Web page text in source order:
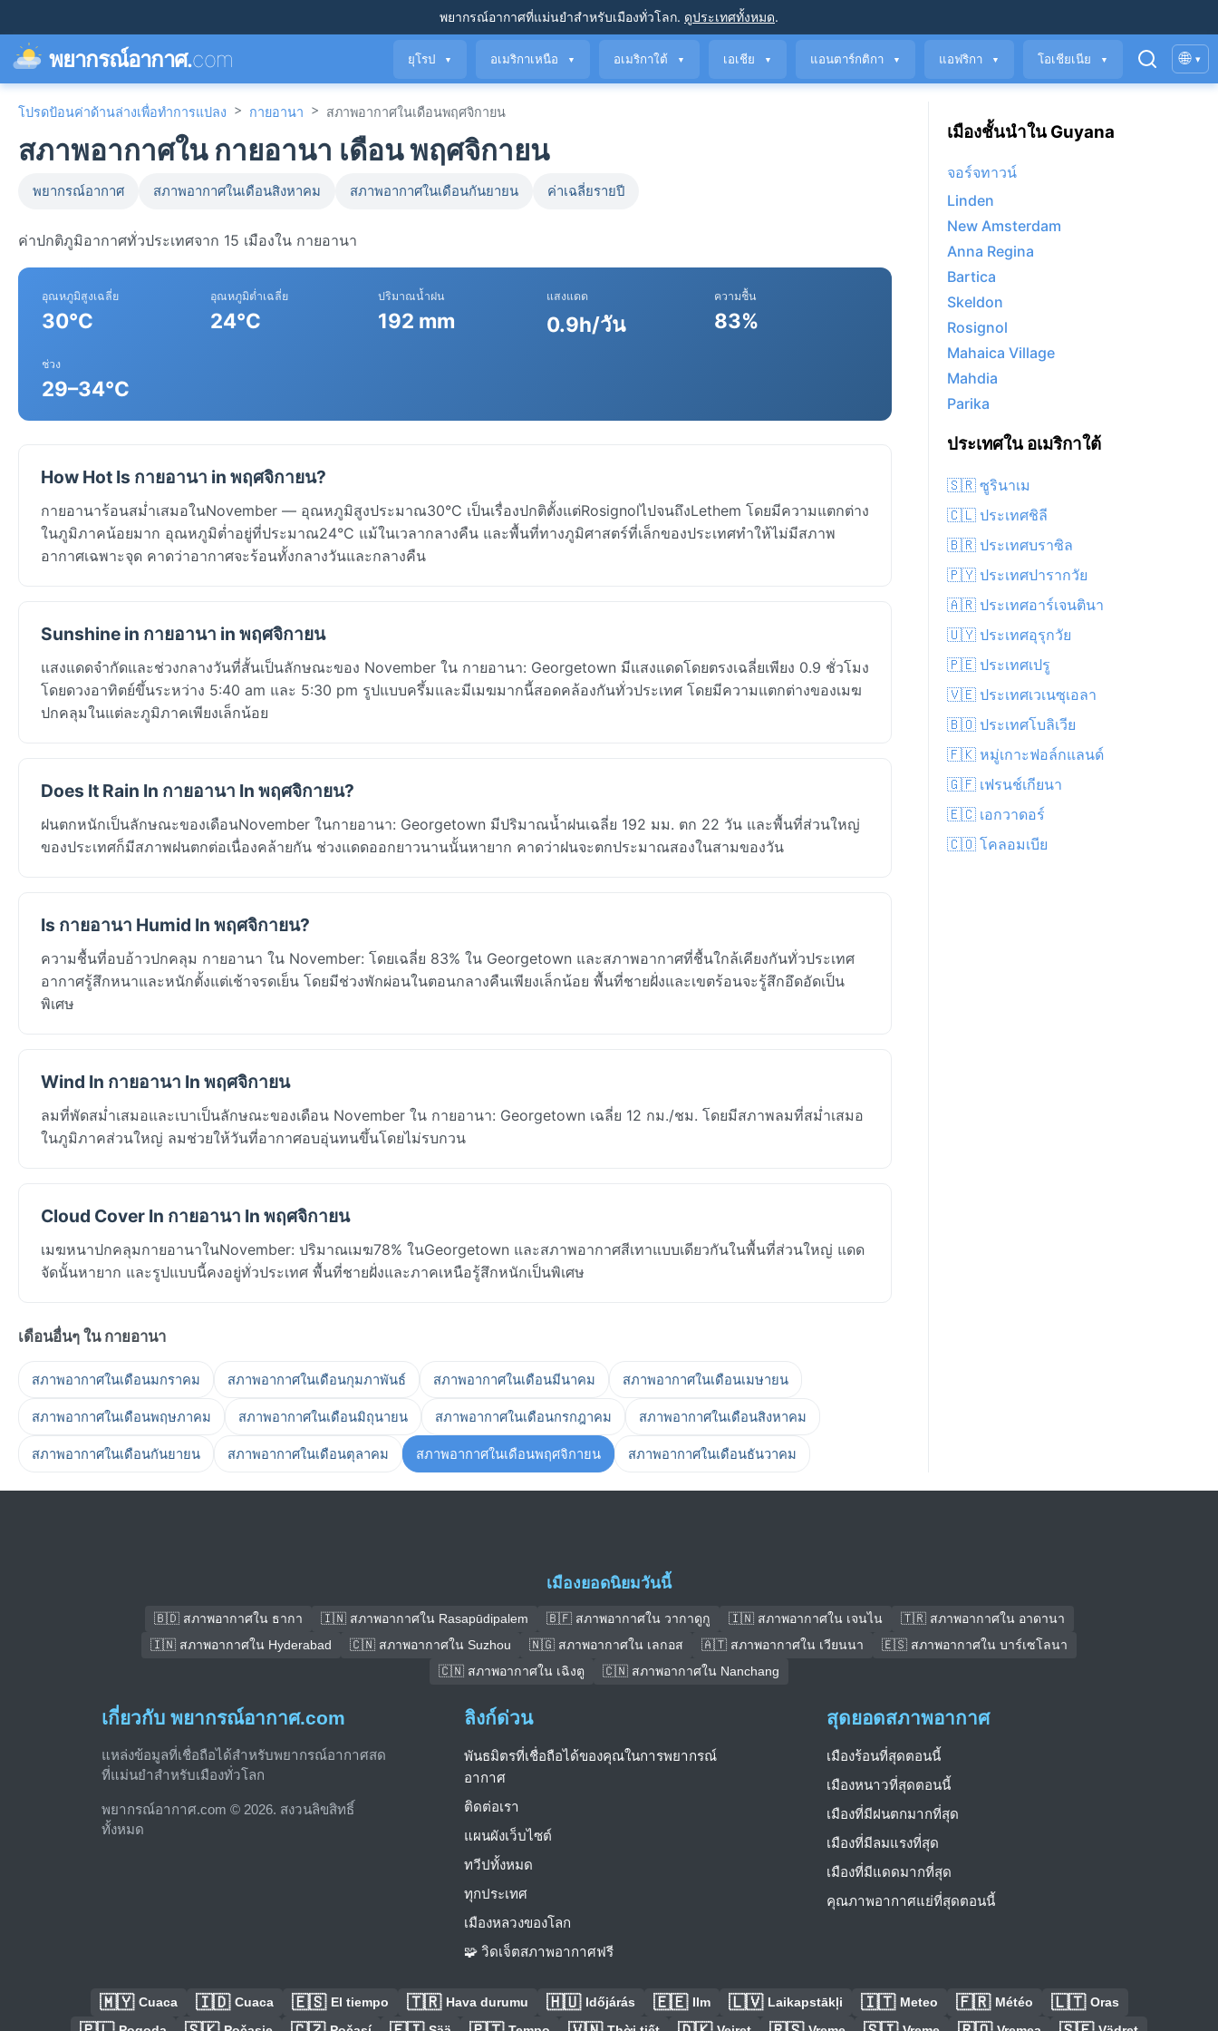
พยากรณ์อากาศที่แม่นยำสำหรับเมืองทั่วโลก. ดูประเทศทั้งหมด.
พยากรณ์อากาศ.com ยุโรป ▼ อเมริกาเหนือ ▼ อเมริกาใต้ ▼ เอเชีย ▼ แอนตาร์กติกา ▼ แอฟริกา ▼ โอเชียเนีย ▼ 🌐 ▾
โปรดป้อนค่าด้านล่างเพื่อทำการแปลง > กายอานา > สภาพอากาศในเดือนพฤศจิกายน
สภาพอากาศใน กายอานา เดือน พฤศจิกายน
พยากรณ์อากาศ สภาพอากาศในเดือนสิงหาคม สภาพอากาศในเดือนกันยายน ค่าเฉลี่ยรายปี
ค่าปกติภูมิอากาศทั่วประเทศจาก 15 เมืองใน กายอานา
อุณหภูมิสูงเฉลี่ย
30°C
อุณหภูมิต่ำเฉลี่ย
24°C
ปริมาณน้ำฝน
192 mm
แสงแดด
0.9h/วัน
ความชื้น
83%
ช่วง
29–34°C
How Hot Is กายอานา in พฤศจิกายน?
กายอานาร้อนสม่ำเสมอในNovember — อุณหภูมิสูงประมาณ30°C เป็นเรื่องปกติตั้งแต่RosignolไปจนถึงLethem โดยมีความแตกต่าง
ในภูมิภาคน้อยมาก อุณหภูมิต่ำอยู่ที่ประมาณ24°C แม้ในเวลากลางคืน และพื้นที่ทางภูมิศาสตร์ที่เล็กของประเทศทำให้ไม่มีสภาพ
อากาศเฉพาะจุด คาดว่าอากาศจะร้อนทั้งกลางวันและกลางคืน
Sunshine in กายอานา in พฤศจิกายน
แสงแดดจำกัดและช่วงกลางวันที่สั้นเป็นลักษณะของ November ใน กายอานา: Georgetown มีแสงแดดโดยตรงเฉลี่ยเพียง 0.9 ชั่วโมง
โดยดวงอาทิตย์ขึ้นระหว่าง 5:40 am และ 5:30 pm รูปแบบครึ้มและมีเมฆมากนี้สอดคล้องกันทั่วประเทศ โดยมีความแตกต่างของเมฆ
ปกคลุมในแต่ละภูมิภาคเพียงเล็กน้อย
Does It Rain In กายอานา In พฤศจิกายน?
ฝนตกหนักเป็นลักษณะของเดือนNovember ในกายอานา: Georgetown มีปริมาณน้ำฝนเฉลี่ย 192 มม. ตก 22 วัน และพื้นที่ส่วนใหญ่
ของประเทศก็มีสภาพฝนตกต่อเนื่องคล้ายกัน ช่วงแดดออกยาวนานนั้นหายาก คาดว่าฝนจะตกประมาณสองในสามของวัน
Is กายอานา Humid In พฤศจิกายน?
ความชื้นที่อบอ้าวปกคลุม กายอานา ใน November: โดยเฉลี่ย 83% ใน Georgetown และสภาพอากาศที่ชื้นใกล้เคียงกันทั่วประเทศ
อากาศรู้สึกหนาและหนักตั้งแต่เช้าจรดเย็น โดยมีช่วงพักผ่อนในตอนกลางคืนเพียงเล็กน้อย พื้นที่ชายฝั่งและเขตร้อนจะรู้สึกอึดอัดเป็น
พิเศษ
Wind In กายอานา In พฤศจิกายน
ลมที่พัดสม่ำเสมอและเบาเป็นลักษณะของเดือน November ใน กายอานา: Georgetown เฉลี่ย 12 กม./ชม. โดยมีสภาพลมที่สม่ำเสมอ
ในภูมิภาคส่วนใหญ่ ลมช่วยให้วันที่อากาศอบอุ่นทนขึ้นโดยไม่รบกวน
Cloud Cover In กายอานา In พฤศจิกายน
เมฆหนาปกคลุมกายอานาในNovember: ปริมาณเมฆ78% ในGeorgetown และสภาพอากาศสีเทาแบบเดียวกันในพื้นที่ส่วนใหญ่ แดด
จัดนั้นหายาก และรูปแบบนี้คงอยู่ทั่วประเทศ พื้นที่ชายฝั่งและภาคเหนือรู้สึกหนักเป็นพิเศษ
เดือนอื่นๆ ใน กายอานา
สภาพอากาศในเดือนมกราคม สภาพอากาศในเดือนกุมภาพันธ์ สภาพอากาศในเดือนมีนาคม สภาพอากาศในเดือนเมษายน
สภาพอากาศในเดือนพฤษภาคม สภาพอากาศในเดือนมิถุนายน สภาพอากาศในเดือนกรกฎาคม สภาพอากาศในเดือนสิงหาคม
สภาพอากาศในเดือนกันยายน สภาพอากาศในเดือนตุลาคม สภาพอากาศในเดือนพฤศจิกายน สภาพอากาศในเดือนธันวาคม
เมืองชั้นนำใน Guyana
จอร์จทาวน์
Linden
New Amsterdam
Anna Regina
Bartica
Skeldon
Rosignol
Mahaica Village
Mahdia
Parika
ประเทศใน อเมริกาใต้
🇸🇷 ซูรินาเม
🇨🇱 ประเทศชิลี
🇧🇷 ประเทศบราซิล
🇵🇾 ประเทศปารากวัย
🇦🇷 ประเทศอาร์เจนตินา
🇺🇾 ประเทศอุรุกวัย
🇵🇪 ประเทศเปรู
🇻🇪 ประเทศเวเนซุเอลา
🇧🇴 ประเทศโบลิเวีย
🇫🇰 หมู่เกาะฟอล์กแลนด์
🇬🇫 เฟรนช์เกียนา
🇪🇨 เอกวาดอร์
🇨🇴 โคลอมเบีย
เมืองยอดนิยมวันนี้
🇧🇩 สภาพอากาศใน ธากา 🇮🇳 สภาพอากาศใน Rasapūdipalem 🇧🇫 สภาพอากาศใน วากาดูกู 🇮🇳 สภาพอากาศใน เจนไน
🇹🇷 สภาพอากาศใน อาดานา
🇮🇳 สภาพอากาศใน Hyderabad
🇨🇳 สภาพอากาศใน Suzhou 🇳🇬 สภาพอากาศใน เลกอส 🇦🇹 สภาพอากาศใน เวียนนา
🇪🇸 สภาพอากาศใน บาร์เซโลนา
🇨🇳 สภาพอากาศใน เฉิงตู
🇨🇳 สภาพอากาศใน Nanchang
เกี่ยวกับ พยากรณ์อากาศ.com
แหล่งข้อมูลที่เชื่อถือได้สำหรับพยากรณ์อากาศสด
ที่แม่นยำสำหรับเมืองทั่วโลก
พยากรณ์อากาศ.com © 2026. สงวนลิขสิทธิ์
ทั้งหมด
ลิงก์ด่วน
พันธมิตรที่เชื่อถือได้ของคุณในการพยากรณ์
อากาศ
ติดต่อเรา
แผนผังเว็บไซต์
ทวีปทั้งหมด
ทุกประเทศ
เมืองหลวงของโลก
🧩 วิดเจ็ตสภาพอากาศฟรี
สุดยอดสภาพอากาศ
เมืองร้อนที่สุดตอนนี้
เมืองหนาวที่สุดตอนนี้
เมืองที่มีฝนตกมากที่สุด
เมืองที่มีลมแรงที่สุด
เมืองที่มีแดดมากที่สุด
คุณภาพอากาศแย่ที่สุดตอนนี้
🇲🇾 Cuaca 🇮🇩 Cuaca 🇪🇸 El tiempo 🇹🇷 Hava durumu 🇭🇺 Időjárás 🇪🇪 Ilm 🇱🇻 Laikapstākļi 🇮🇹 Meteo 🇫🇷 Météo 🇱🇹 Oras